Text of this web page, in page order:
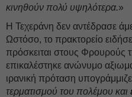
κινηθούν πολύ υψηλότερα.»
Η Τεχεράνη δεν αντέδρασε
Ωστόσο, το πρακτορείο
πρόσκειται στους Φρουρούς
επικαλέστηκε ανώνυμο
ιρανική πρόταση
τερματισμού του πολέμου και